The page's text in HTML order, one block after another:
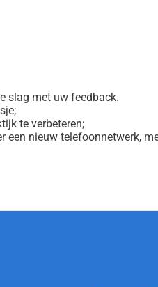
slag met uw feedback.
te verbeteren;
een nieuw telefoonnetwerk,